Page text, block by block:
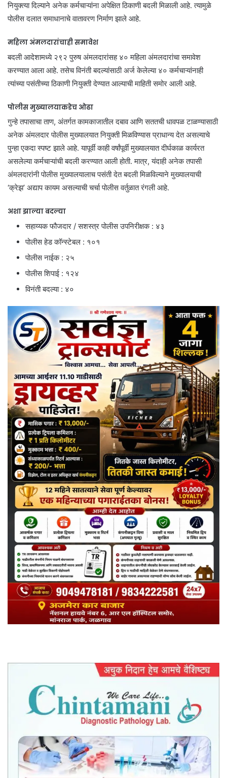
नियुक्त्या दिल्याने अनेक कर्मचाऱ्यांना अपेक्षित ठिकाणी बदली मिळाली आहे. त्यामुळे
पोलीस दलात समाधानाचे वातावरण निर्माण झाले आहे.
महिला अंमलदारांचाही समावेश
बदली आदेशामध्ये २९२ पुरुष अंमलदारांसह ४० महिला अंमलदारांचा समावेश
करण्यात आला आहे. तसेच विनंती बदल्यांसाठी अर्ज केलेल्या ४० कर्मचाऱ्यांनाही
त्यांच्या पसंतीच्या ठिकाणी नियुक्ती देण्यात आल्याची माहिती समोर आली आहे.
पोलीस मुख्यालयाकडेच ओढा
गुन्हे तपासाचा ताण, अंतर्गत कामकाजातील दबाव आणि सततची धावपळ टाळण्यासाठी
अनेक अंमलदार पोलीस मुख्यालयात नियुक्ती मिळविण्यास प्राधान्य देत असल्याचे
पुन्हा एकदा स्पष्ट झाले आहे. यापूर्वी काही वर्षांपूर्वी मुख्यालयात दीर्घकाळ कार्यरत
असलेल्या कर्मचाऱ्यांची बदली करण्यात आली होती. मात्र, यंदाही अनेक तपासी
अंमलदारांनी पोलीस मुख्यालयालाच पसंती देत बदली मिळविल्याने मुख्यालयाची
‘क्रेझ’ अद्याप कायम असल्याची चर्चा पोलीस वर्तुळात रंगली आहे.
अशा झाल्या बदल्या
सहाय्यक फौजदार / सशस्त्र पोलीस उपनिरीक्षक : ४३
पोलीस हेड कॉन्स्टेबल : १०१
पोलीस नाईक : २५
पोलीस शिपाई : १२४
विनंती बदल्या : ४०